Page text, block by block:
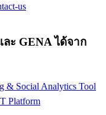
us
ะ GENA ได้จาก
Social Analytics Tool
Platform